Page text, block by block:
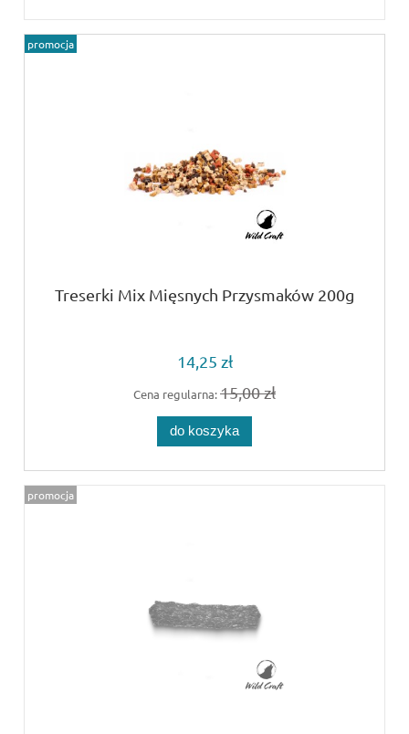
Treserki Mix Mięsnych Przysmaków 200g
14,25 zł
Cena regularna:15,00 zł
do koszyka
promocja
promocja